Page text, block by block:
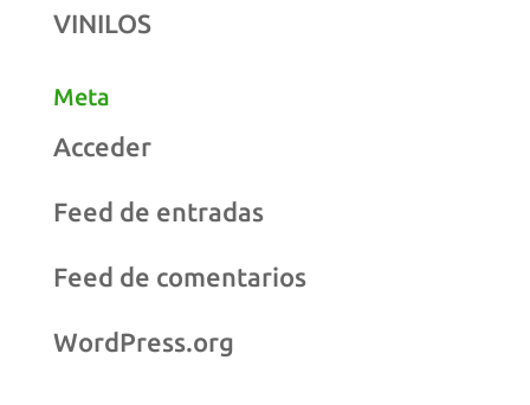
VINILOS
Meta
Acceder
Feed de entradas
Feed de comentarios
WordPress.org